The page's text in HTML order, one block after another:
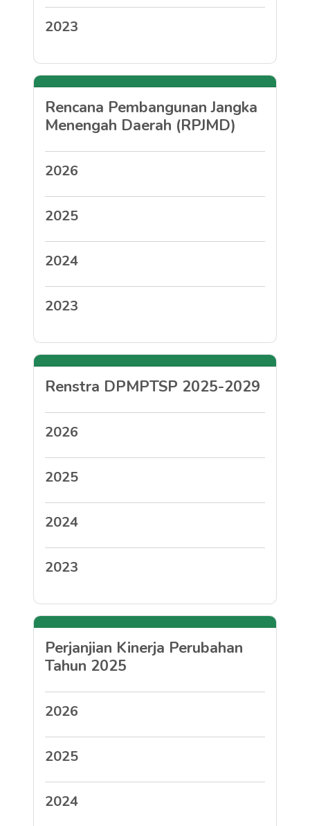
2023
Rencana Pembangunan Jangka
Menengah Daerah (RPJMD)
2026
2025
2024
2023
Renstra DPMPTSP 2025-2029
2026
2025
2024
2023
Perjanjian Kinerja Perubahan
Tahun 2025
2026
2025
2024